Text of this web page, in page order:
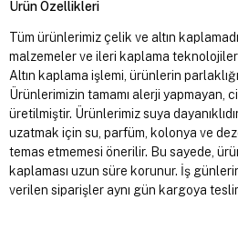
Ürün Özellikleri
Tüm ürünlerimiz çelik ve altın
malzemeler ve ileri kaplama
Altın kaplama işlemi, ürünlerin
Ürünlerimizin tamamı alerji yapmayan,
üretilmiştir. Ürünlerimiz suya
uzatmak için su, parfüm, kolonya ve
temas etmemesi önerilir. Bu sayede,
kaplaması uzun süre korunur. İş
verilen siparişler aynı gün kargoya